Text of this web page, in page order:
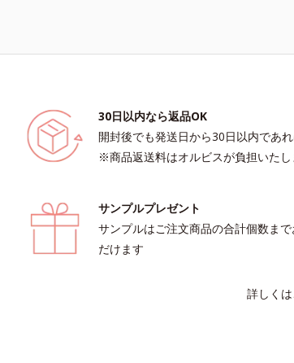
30日以内なら返品OK
開封後でも発送日から30日以内であ
※商品返送料はオルビスが負担いたし
サンプルプレゼント
サンプルはご注文商品の合計個数ま
だけます
詳しく